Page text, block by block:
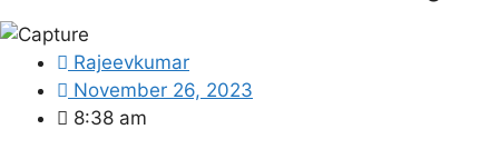
Rajeevkumar
November 26, 2023
8:38 am